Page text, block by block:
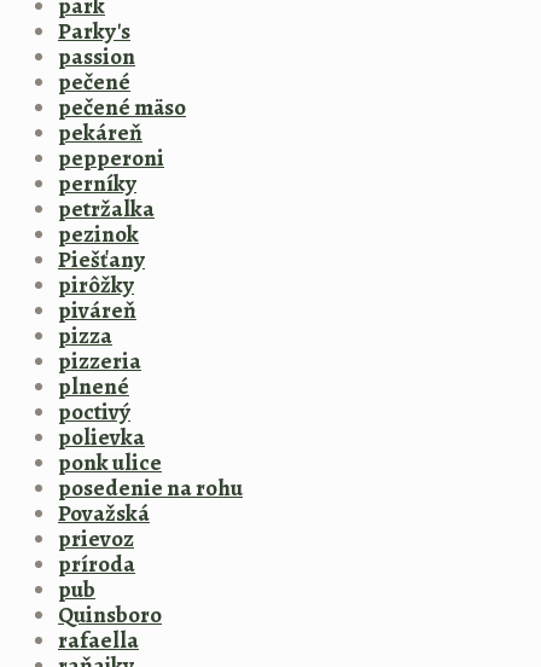
park
Parky's
passion
pečené
pečené mäso
pekáreň
pepperoni
perníky
petržalka
pezinok
Piešťany
pirôžky
piváreň
pizza
pizzeria
plnené
poctivý
polievka
ponk ulice
posedenie na rohu
Považská
prievoz
príroda
pub
Quinsboro
rafaella